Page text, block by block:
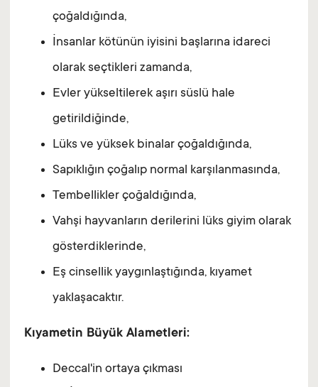
çoğaldığında,
İnsanlar kötünün iyisini başlarına idareci
olarak seçtikleri zamanda,
Evler yükseltilerek aşırı süslü hale
getirildiğinde,
Lüks ve yüksek binalar çoğaldığında,
Sapıklığın çoğalıp normal karşılanmasında,
Tembellikler çoğaldığında,
Vahşi hayvanların derilerini lüks giyim olarak
gösterdiklerinde,
Eş cinsellik yaygınlaştığında, kıyamet
yaklaşacaktır.
Kıyametin Büyük Alametleri:
Deccal'in ortaya çıkması